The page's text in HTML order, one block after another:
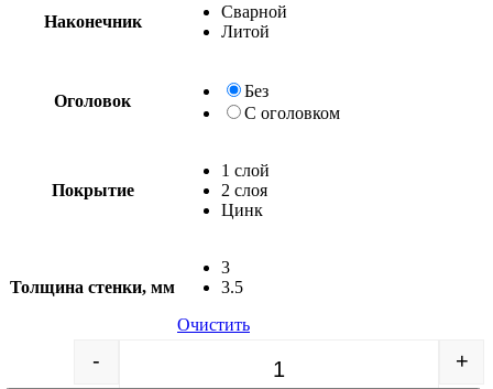
Наконечник
Сварной
Литой
Оголовок
Без
С оголовком
Покрытие
1 слой
2 слоя
Цинк
Толщина стенки, мм
3
3.5
Очистить
Quantity
- +